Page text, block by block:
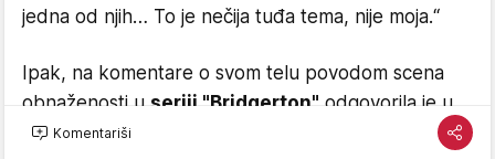
jedna od njih… To je nečija tuđa tema, nije moja.“
​Ipak, na komentare o svom telu povodom scena
obnaženosti u seriji "Bridgerton" odgovorila je u
svom prepoznatljivom duhovitom tonu, govoreći da
Komentariši